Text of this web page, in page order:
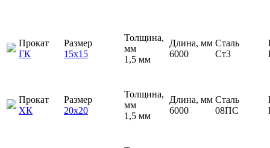
Прокат
ГК
Размер
15х15
Толщина,
мм
1,5 мм
Длина, мм
6000
Сталь
Ст3
Прокат
ХК
Размер
20х20
Толщина,
мм
1,5 мм
Длина, мм
6000
Сталь
08ПС